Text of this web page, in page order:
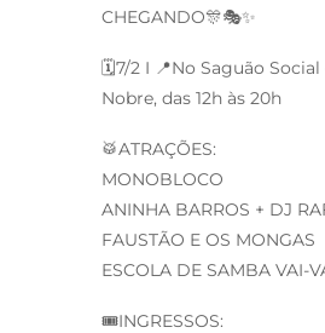
CHEGANDO🎊🎭✨
🗓️7/2 I 📍No Saguão Social
Nobre, das 12h às 20h
🥁ATRAÇÕES:
MONOBLOCO
ANINHA BARROS + DJ
FAUSTÃO E OS MONGAS
ESCOLA DE SAMBA VAI-
🎟️INGRESSOS: